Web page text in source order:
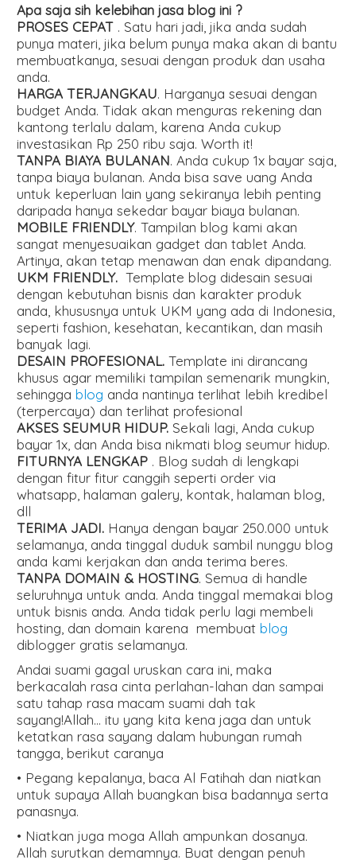
Apa saja sih kelebihan jasa blog ini ?
PROSES CEPAT . Satu hari jadi, jika anda sudah
punya materi, jika belum punya maka akan di bantu
membuatkanya, sesuai dengan produk dan usaha
anda.
HARGA TERJANGKAU. Harganya sesuai dengan
budget Anda. Tidak akan menguras rekening dan
kantong terlalu dalam, karena Anda cukup
investasikan Rp 250 ribu saja. Worth it!
TANPA BIAYA BULANAN. Anda cukup 1x bayar saja,
tanpa biaya bulanan. Anda bisa save uang Anda
untuk keperluan lain yang sekiranya lebih penting
daripada hanya sekedar bayar biaya bulanan.
MOBILE FRIENDLY. Tampilan blog kami akan
sangat menyesuaikan gadget dan tablet Anda.
Artinya, akan tetap menawan dan enak dipandang.
UKM FRIENDLY. Template blog didesain sesuai
dengan kebutuhan bisnis dan karakter produk
anda, khususnya untuk UKM yang ada di Indonesia,
seperti fashion, kesehatan, kecantikan, dan masih
banyak lagi.
DESAIN PROFESIONAL. Template ini dirancang
khusus agar memiliki tampilan semenarik mungkin,
sehinggablog anda nantinya terlihat lebih kredibel
(terpercaya) dan terlihat profesional
AKSES SEUMUR HIDUP. Sekali lagi, Anda cukup
bayar 1x, dan Anda bisa nikmati blog seumur hidup.
FITURNYA LENGKAP . Blog sudah di lengkapi
dengan fitur fitur canggih seperti order via
whatsapp, halaman galery, kontak, halaman blog,
dll
TERIMA JADI. Hanya dengan bayar 250.000 untuk
selamanya, anda tinggal duduk sambil nunggu blog
anda kami kerjakan dan anda terima beres.
TANPA DOMAIN & HOSTING. Semua di handle
seluruhnya untuk anda. Anda tinggal memakai blog
untuk bisnis anda. Anda tidak perlu lagi membeli
hosting, dan domain karena membuatblog
diblogger gratis selamanya.
Andai suami gagal uruskan cara ini, maka
berkacalah rasa cinta perlahan-lahan dan sampai
satu tahap rasa macam suami dah tak
sayang!Allah… itu yang kita kena jaga dan untuk
ketatkan rasa sayang dalam hubungan rumah
tangga, berikut caranya
• Pegang kepalanya, baca Al Fatihah dan niatkan
untuk supaya Allah buangkan bisa badannya serta
panasnya.
• Niatkan juga moga Allah ampunkan dosanya.
Allah surutkan demamnya. Buat dengan penuh